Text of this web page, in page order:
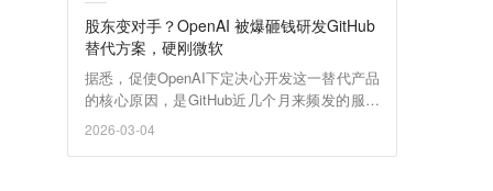
股东变对手？OpenAI 被爆砸钱研发GitHub
替代方案，硬刚微软
据悉，促使OpenAI下定决心开发这一替代产品
的核心原因，是GitHub近几个月来频发的服务
中断问题。
2026-03-04